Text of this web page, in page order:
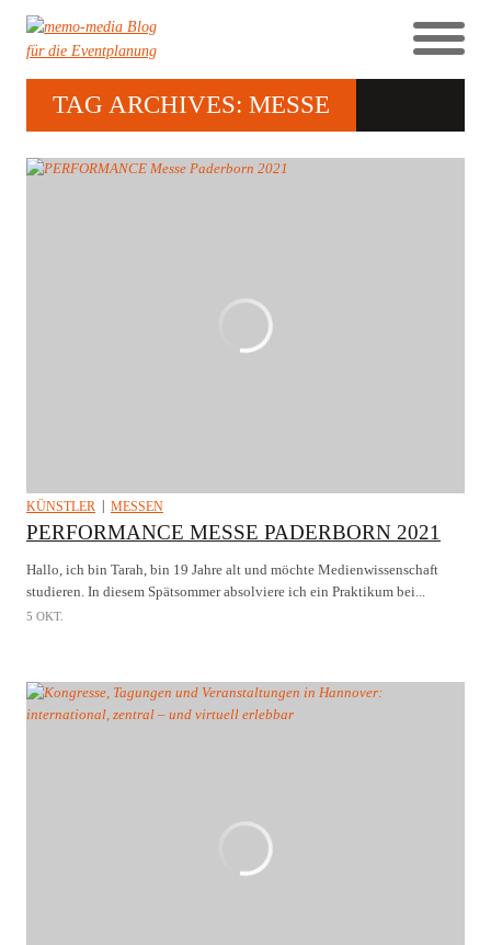
TAG ARCHIVES: MESSE
KÜNSTLER MESSEN
PERFORMANCE MESSE PADERBORN 2021
Hallo, ich bin Tarah, bin 19 Jahre alt und möchte Medienwissenschaft
studieren. In diesem Spätsommer absolviere ich ein Praktikum bei...
5 OKT.